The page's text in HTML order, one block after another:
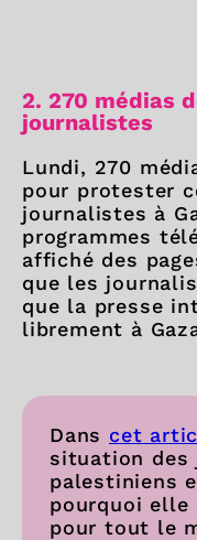
2. 270 médias
journalistes
Lundi, 270
pour protester
journalistes à
programmes
affiché des
que les
que la presse
librement à
Dans cet
situation des
palestiniens
pourquoi elle
pour tout le